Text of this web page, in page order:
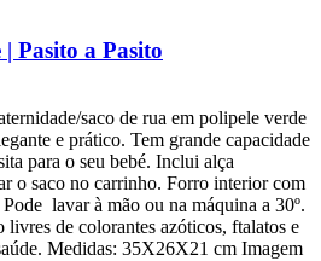
Pasito a Pasito
saco de rua em polipele verde
e prático. Tem grande capacidade
para o seu bebé. Inclui alça
o saco no carrinho. Forro interior com
Pode lavar à mão ou na máquina a 30º.
livres de colorantes azóticos, ftalatos e
Medidas: 35X26X21 cm Imagem